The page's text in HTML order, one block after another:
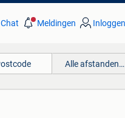
Chat Meldingen Inloggen
Alle afstanden…